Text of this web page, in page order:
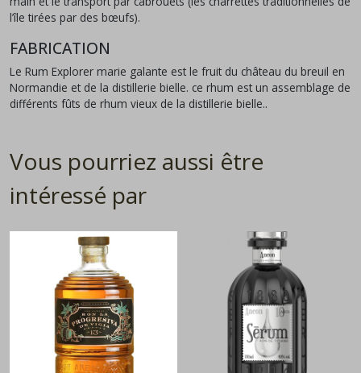
l’île tirées par des bœufs).
FABRICATION
Le Rum Explorer marie galante est le fruit du château du breuil en
Normandie et de la distillerie bielle. ce rhum est un assemblage de
différents fûts de rhum vieux de la distillerie bielle..
Vous pourriez aussi être
intéressé par